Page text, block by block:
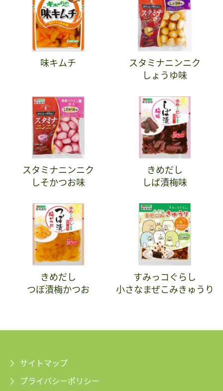
味キムチ
スタミナニンニク
しょうゆ味
スタミナニンニク
しそかつお味
きめだし
しば漬梅味
きめだし
つぼ漬梅かつお
すみっコぐらし
小さなまぜこみきゅうり
サイトマップ
プライバシーポリシー